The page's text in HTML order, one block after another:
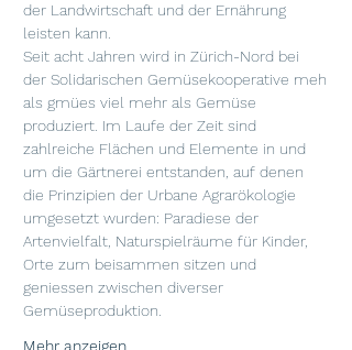
der Landwirtschaft und der Ernährung
leisten kann.
Seit acht Jahren wird in Zürich-Nord bei
der Solidarischen Gemüsekooperative meh
als gmües viel mehr als Gemüse
produziert. Im Laufe der Zeit sind
zahlreiche Flächen und Elemente in und
um die Gärtnerei entstanden, auf denen
die Prinzipien der Urbane Agrarökologie
umgesetzt wurden: Paradiese der
Artenvielfalt, Naturspielräume für Kinder,
Orte zum beisammen sitzen und
geniessen zwischen diverser
Gemüseproduktion.
Mehr anzeigen